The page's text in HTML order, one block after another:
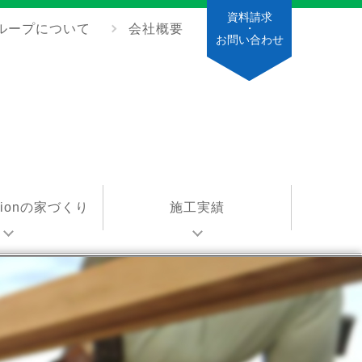
資料請求
・
お問い合わせ
ープについて 会社概要
の家づくり 施工実績